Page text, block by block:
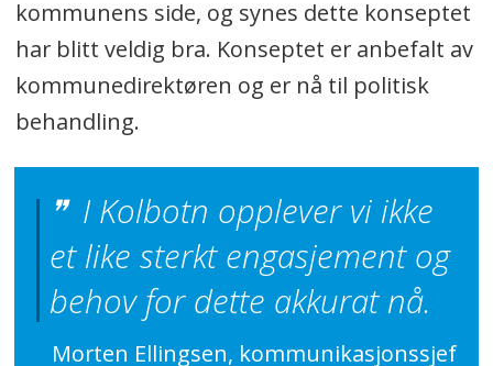
kommunens side, og synes dette konseptet
har blitt veldig bra. Konseptet er anbefalt av
kommunedirektøren og er nå til politisk
behandling.
I Kolbotn opplever vi ikke
et like sterkt engasjement og
behov for dette akkurat nå.
Morten Ellingsen, kommunikasjonssjef